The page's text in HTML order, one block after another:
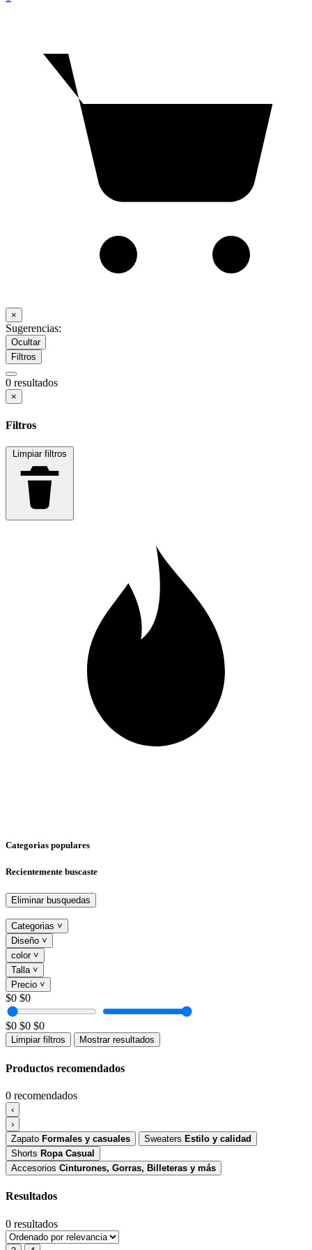
Hablar con asesor
×
Sugerencias:
Ocultar
Filtros
0 resultados
×
Filtros
Limpiar filtros
Categorias populares
Recientemente buscaste
Eliminar busquedas
Categorias ˅
Diseño ˅
color ˅
Talla ˅
Precio ˅
$0 $0
$0 $0 $0
Limpiar filtros Mostrar resultados
Productos recomendados
0 recomendados
‹
›
Zapato Formales y casuales Sweaters Estilo y calidad
Shorts Ropa Casual
Accesorios
Cinturones, Gorras, Billeteras y más
Resultados
0 resultados